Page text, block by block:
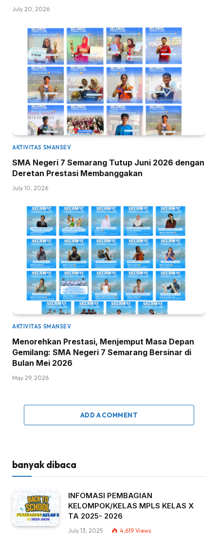
July 20, 2026
AKTIVITAS SMANSEV
SMA Negeri 7 Semarang Tutup Juni 2026 dengan
Deretan Prestasi Membanggakan
July 10, 2026
AKTIVITAS SMANSEV
Menorehkan Prestasi, Menjemput Masa Depan
Gemilang: SMA Negeri 7 Semarang Bersinar di
Bulan Mei 2026
May 29, 2026
ADD A COMMENT
banyak dibaca
INFOMASI PEMBAGIAN
KELOMPOK/KELAS MPLS KELAS X
TA 2025- 2026
July 13, 2025 4,619 Views